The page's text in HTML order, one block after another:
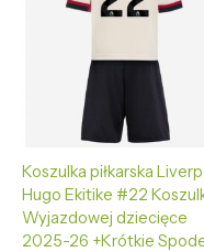
Koszulka piłkarska
Hugo Ekitike #22
Wyjazdowej dziecięce
2025-26 +Krótkie